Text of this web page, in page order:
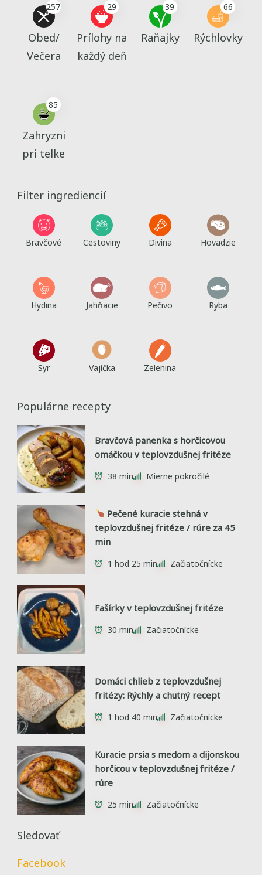
257
Obed/
Večera
29
Prílohy na
každý deň
39
Raňajky
66
Rýchlovky
85
Zahryzni
pri telke
Filter ingrediencií
Bravčové Cestoviny Divina Hovädzie
Hydina Jahňacie Pečivo Ryba
Syr Vajíčka Zelenina
Populárne recepty
Bravčová panenka s horčicovou
omáčkou v teplovzdušnej fritéze
38 min Mierne pokročilé
Pečené kuracie stehná v
teplovzdušnej fritéze / rúre za 45
min
1 hod 25 min Začiatočnícke
Fašírky v teplovzdušnej fritéze
30 min Začiatočnícke
Domáci chlieb z teplovzdušnej
fritézy: Rýchly a chutný recept
1 hod 40 min Začiatočnícke
Kuracie prsia s medom a dijonskou
horčicou v teplovzdušnej fritéze /
rúre
25 min Začiatočnícke
Sledovať
Facebook